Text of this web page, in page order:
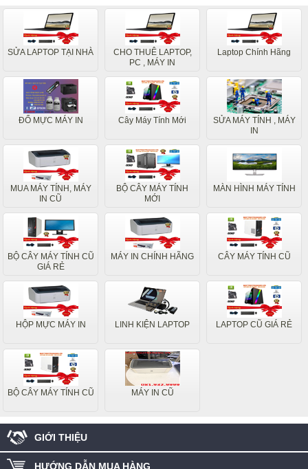
SỬA LAPTOP TẠI NHÀ
CHO THUÊ LAPTOP,
PC , MÁY IN
Laptop Chính Hãng
ĐỔ MỰC MÁY IN Cây Máy Tính Mới
SỬA MÁY TÍNH , MÁY
IN
MUA MÁY TÍNH, MÁY
IN CŨ
BỘ CÂY MÁY TÍNH
MỚI
MÀN HÌNH MÁY TÍNH
BỘ CÂY MÁY TÍNH CŨ
GIÁ RẺ
MÁY IN CHÍNH HÃNG CÂY MÁY TÍNH CŨ
HỘP MỰC MÁY IN LINH KIỆN LAPTOP LAPTOP CŨ GIÁ RẺ
BỘ CÂY MÁY TÍNH CŨ MÁY IN CŨ
GIỚI THIỆU
HƯỚNG DẪN MUA HÀNG